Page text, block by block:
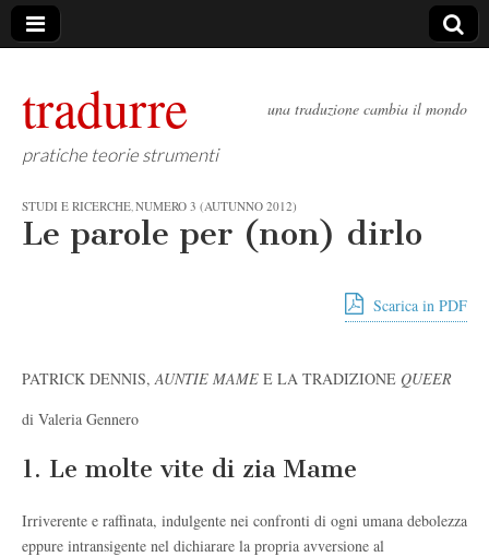
tradurre
pratiche teorie strumenti
una traduzione cambia il mondo
STUDI E RICERCHE NUMERO 3 (AUTUNNO 2012)
Le parole per (non) dirlo
Scarica in PDF
PATRICK DENNIS,AUNTIE MAME E LA TRADIZIONE QUEER
di Valeria Gennero
1. Le molte vite di zia Mame
Irriverente e raffinata, indulgente nei confronti di ogni umana debolezza
eppure intransigente nel dichiarare la propria avversione al